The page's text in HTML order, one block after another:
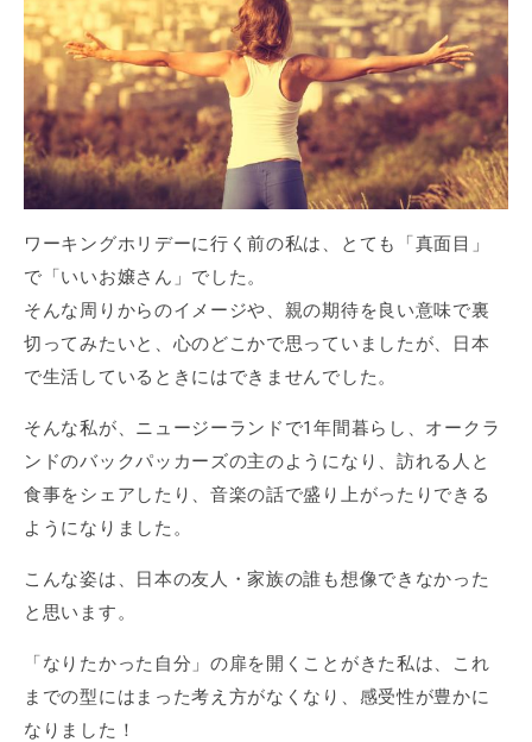
ワーキングホリデーに行く前の私は、とても「真面目」
で「いいお嬢さん」でした。
そんな周りからのイメージや、親の期待を良い意味で裏
切ってみたいと、心のどこかで思っていましたが、日本
で生活しているときにはできませんでした。
そんな私が、ニュージーランドで1年間暮らし、オークラ
ンドのバックパッカーズの主のようになり、訪れる人と
食事をシェアしたり、音楽の話で盛り上がったりできる
ようになりました。
こんな姿は、日本の友人・家族の誰も想像できなかった
と思います。
「なりたかった自分」の扉を開くことがきた私は、これ
までの型にはまった考え方がなくなり、感受性が豊かに
なりました！